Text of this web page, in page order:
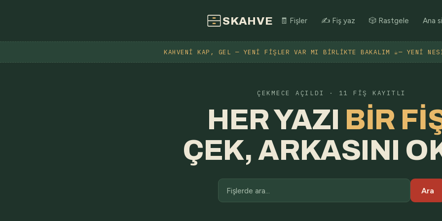
SKAHVE 🧾 Fişler ✍️ Fiş yaz 🎲 Rastgele Ana
KAHVENI KAP, GEL — YENI FIŞLER VAR MI BIRLIKTE BAKALIM ☕— YENI
ÇEKMECE AÇILDI · 11 FIŞ KAYITLI
HER YAZI BIR
ÇEK, ARKASINI
Ara